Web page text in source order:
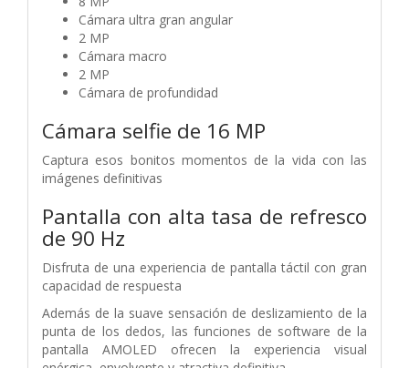
Cámara ultra gran angular
2 MP
Cámara macro
2 MP
Cámara de profundidad
Cámara selfie de 16 MP
Captura esos bonitos momentos de la vida con las
imágenes definitivas
Pantalla con alta tasa de refresco
de 90 Hz
Disfruta de una experiencia de pantalla táctil con gran
capacidad de respuesta
Además de la suave sensación de deslizamiento de la
punta de los dedos, las funciones de software de la
pantalla AMOLED ofrecen la experiencia visual